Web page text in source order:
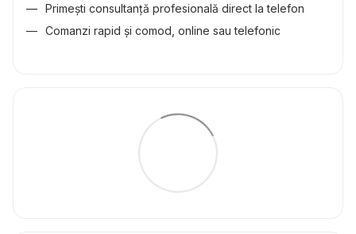
Primești consultanță profesională direct la telefon
Comanzi rapid și comod, online sau telefonic